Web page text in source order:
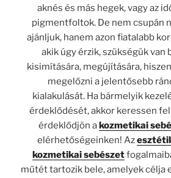
aknés és más hegek, vagy az
pigmentfoltok. De nem csupán
ajánljuk, hanem azon fiatalabb
akik úgy érzik, szükségük van
kisimítására, megújítására,
megelőzni a jelentősebb
kialakulását. Ha bármelyik
érdeklődését, akkor keressen
érdeklődjön akozmetikai
elérhetőségeinken! Az
kozmetikai sebészet
műtét tartozik bele, amelyek célja